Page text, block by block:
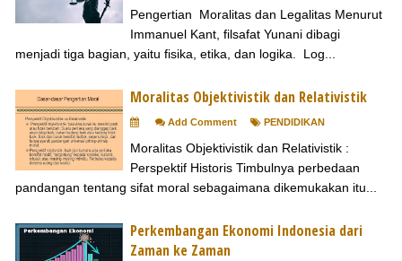
Pengertian Moralitas dan Legalitas Menurut
Immanuel Kant, filsafat Yunani dibagi
menjadi tiga bagian, yaitu fisika, etika, dan logika. Log...
Moralitas Objektivistik dan Relativistik
Add Comment PENDIDIKAN
Moralitas Objektivistik dan Relativistik :
Perspektif Historis Timbulnya perbedaan
pandangan tentang sifat moral sebagaimana dikemukakan itu...
Perkembangan Ekonomi Indonesia dari
Zaman ke Zaman